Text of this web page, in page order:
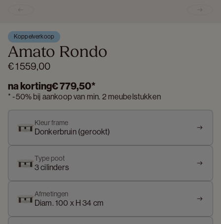
Koppelverkoop
Amato Rondo
€ 1 559,00
na korting€ 779,50*
*-50% bij aankoop van min. 2 meubelstukken
Kleur frame
Donkerbruin (gerookt)
Type poot
3 cilinders
Afmetingen
Diam. 100 x H 34 cm